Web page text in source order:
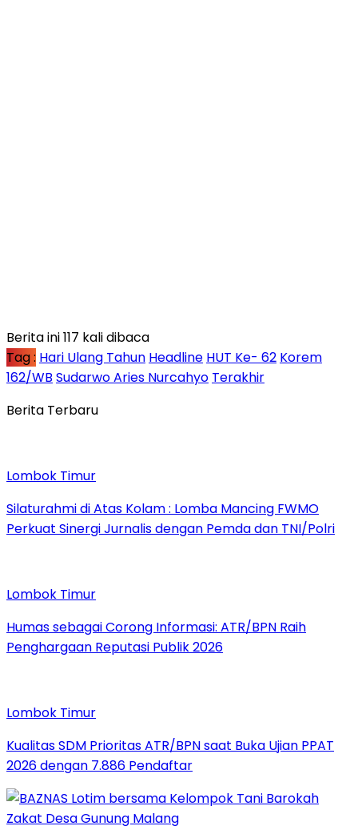
Berita ini 117 kali dibaca
Tag : Hari Ulang Tahun Headline HUT Ke- 62 Korem
162/WB Sudarwo Aries Nurcahyo Terakhir
Berita Terbaru
Lombok Timur
Silaturahmi di Atas Kolam : Lomba Mancing FWMO
Perkuat Sinergi Jurnalis dengan Pemda dan TNI/Polri
Lombok Timur
Humas sebagai Corong Informasi: ATR/BPN Raih
Penghargaan Reputasi Publik 2026
Lombok Timur
Kualitas SDM Prioritas ATR/BPN saat Buka Ujian PPAT
2026 dengan 7.886 Pendaftar